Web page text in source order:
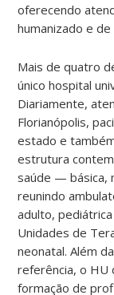
oferecendo
humanizado e
Mais de quatro
único hospital
Diariamente,
Florianópolis,
estado e
estrutura
saúde — básica,
reunindo
adulto,
Unidades de
neonatal. Além
referência, o HU
formação de